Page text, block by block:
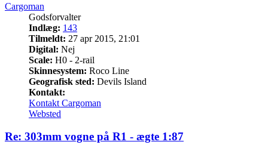
Cargoman
Godsforvalter
Indlæg: 143
Tilmeldt: 27 apr 2015, 21:01
Digital: Nej
Scale: H0 - 2-rail
Skinnesystem: Roco Line
Geografisk sted: Devils Island
Kontakt:
Kontakt Cargoman
Websted
Re: 303mm vogne på R1 - ægte 1:87